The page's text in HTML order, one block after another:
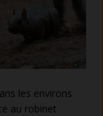
les environs
au robinet